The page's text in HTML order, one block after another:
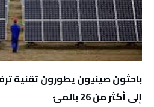
باحثون صينيون يطورون تقنية
إلى أكثر من 26 بالمئ